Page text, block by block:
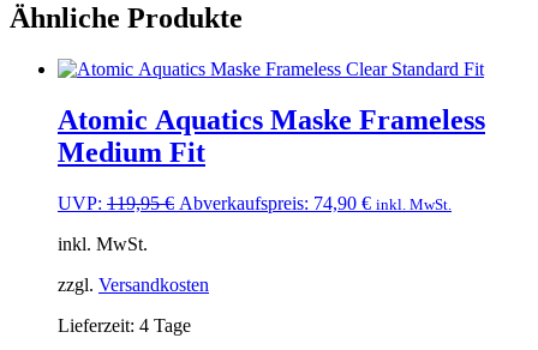
Ähnliche Produkte
Atomic Aquatics Maske Frameless
Medium Fit
UVP: 119,95€ Ursprünglicher
Abverkaufspreis: 74,90 €Aktueller
inkl. MwSt.
inkl. MwSt.
zzgl. Versandkosten
Lieferzeit: 4 Tage